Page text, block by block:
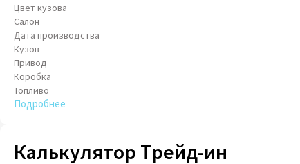
Цвет кузова
Салон
Дата производства
Кузов
Привод
Коробка
Топливо
Подробнее
Калькулятор Трейд-ин